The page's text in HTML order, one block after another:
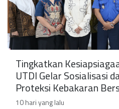
Tingkatkan
UTDI Gelar Sosialisasi
Proteksi Kebakaran
10 hari yang lalu